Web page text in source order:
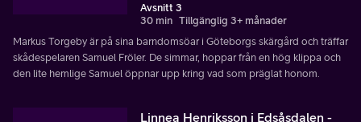
Avsnitt 3
30 min Tillgänglig 3+ månader
Markus Torgeby är på sina barndomsöar i Göteborgs skärgård och träffar
skådespelaren Samuel Fröler. De simmar, hoppar från en hög klippa och
den lite hemlige Samuel öppnar upp kring vad som präglat honom.
Linnea Henriksson i Edsåsdalen -